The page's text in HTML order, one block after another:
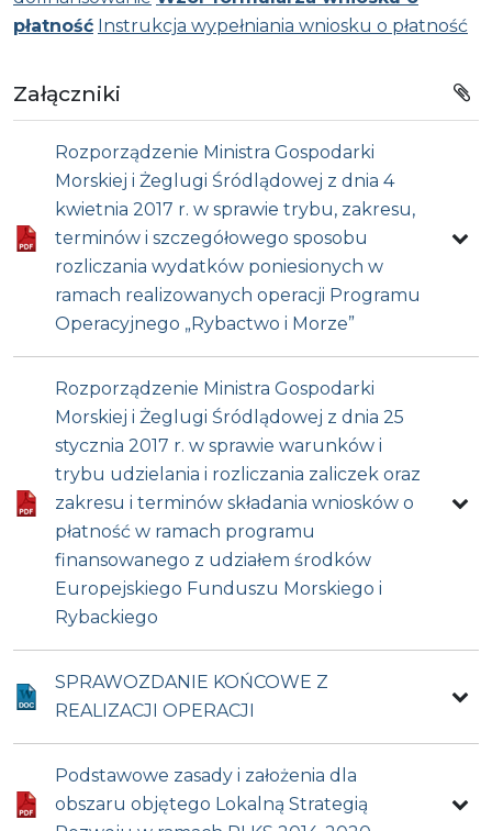
płatność Instrukcja wypełniania wniosku o płatność
Załączniki
Rozporządzenie Ministra Gospodarki
Morskiej i Żeglugi Śródlądowej z dnia 4
kwietnia 2017 r. w sprawie trybu, zakresu,
terminów i szczegółowego sposobu
rozliczania wydatków poniesionych w
ramach realizowanych operacji Programu
Operacyjnego „Rybactwo i Morze”
Rozporządzenie Ministra Gospodarki
Morskiej i Żeglugi Śródlądowej z dnia 25
stycznia 2017 r. w sprawie warunków i
trybu udzielania i rozliczania zaliczek oraz
zakresu i terminów składania wniosków o
płatność w ramach programu
finansowanego z udziałem środków
Europejskiego Funduszu Morskiego i
Rybackiego
SPRAWOZDANIE KOŃCOWE Z
REALIZACJI OPERACJI
Podstawowe zasady i założenia dla
obszaru objętego Lokalną Strategią